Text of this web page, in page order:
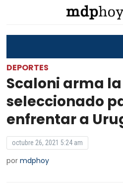
DEPORTES
Scaloni arma
seleccionado
enfrentar a
octubre 26, 2021 5:24 am
pormdphoy